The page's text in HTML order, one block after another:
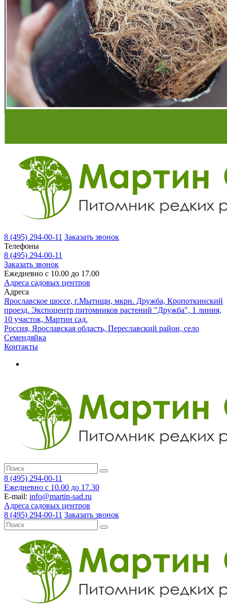
8 (495) 294-00-11 Заказать звонок
Телефоны
8 (495) 294-00-11
Заказать звонок
Ежедневно с 10.00 до 17.00
Адреса садовых центров
Адреса
Ярославское шоссе, г.Мытищи, мкрн. Дружба, Кропоткинский
проезд. Экспоцентр питомников растений "Дружба", 1 линия,
10 участок, Мартин сад.
Россия, Ярославская область, Переславский район, село
Семендяйка
Контакты
8 (495) 294-00-11
Ежедневно с 10.00 до 17.30
E-mail: info@martin-sad.ru
Адреса садовых центров
8 (495) 294-00-11 Заказать звонок